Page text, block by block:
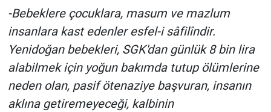
-Bebeklere çocuklara, masum ve mazlum
insanlara kast edenler esfel-i sâfilîndir.
Yenidoğan bebekleri, SGK'dan günlük 8 bin lira
alabilmek için yoğun bakımda tutup ölümlerine
neden olan, pasif ötenaziye başvuran, insanın
aklına getiremeyeceği, kalbinin